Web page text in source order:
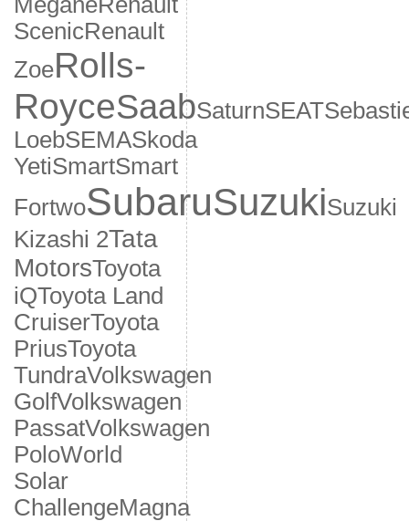
ScenicRenault
ZoeRolls-
RoyceSaabSaturnSEAT
LoebSEMASkoda
YetiSmartSmart
FortwoSubaruSuzukiSuzuki
Kizashi 2Tata
MotorsToyota
iQToyota Land
CruiserToyota
PriusToyota
TundraVolkswagen
GolfVolkswagen
PassatVolkswagen
PoloWorld
Solar
ChallengeМagna